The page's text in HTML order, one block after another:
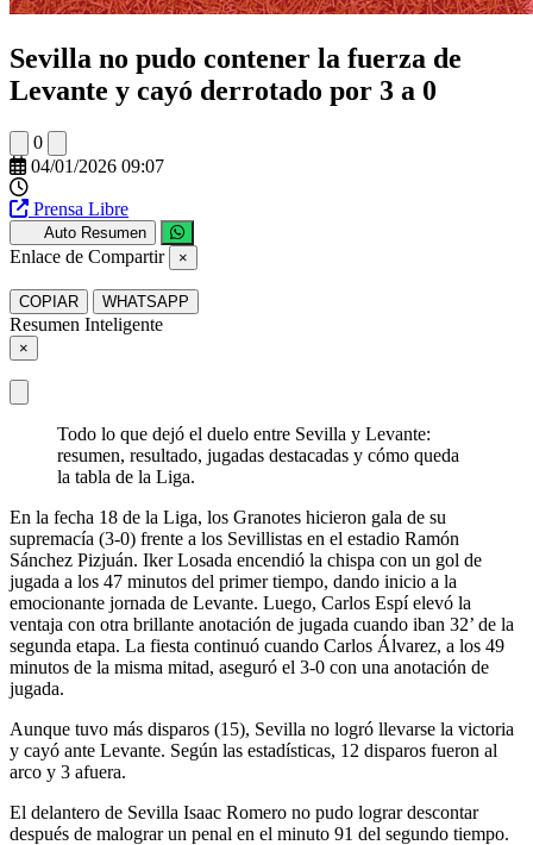
Sevilla no pudo contener la fuerza de
Levante y cayó derrotado por 3 a 0
0
04/01/2026 09:07
Prensa Libre
Auto Resumen
Enlace de Compartir ×
COPIAR WHATSAPP
Resumen Inteligente
×
Todo lo que dejó el duelo entre Sevilla y Levante:
resumen, resultado, jugadas destacadas y cómo queda
la tabla de la Liga.
En la fecha 18 de la Liga, los Granotes hicieron gala de su
supremacía (3-0) frente a los Sevillistas en el estadio Ramón
Sánchez Pizjuán. Iker Losada encendió la chispa con un gol de
jugada a los 47 minutos del primer tiempo, dando inicio a la
emocionante jornada de Levante. Luego, Carlos Espí elevó la
ventaja con otra brillante anotación de jugada cuando iban 32’ de la
segunda etapa. La fiesta continuó cuando Carlos Álvarez, a los 49
minutos de la misma mitad, aseguró el 3-0 con una anotación de
jugada.
Aunque tuvo más disparos (15), Sevilla no logró llevarse la victoria
y cayó ante Levante. Según las estadísticas, 12 disparos fueron al
arco y 3 afuera.
El delantero de Sevilla Isaac Romero no pudo lograr descontar
después de malograr un penal en el minuto 91 del segundo tiempo.